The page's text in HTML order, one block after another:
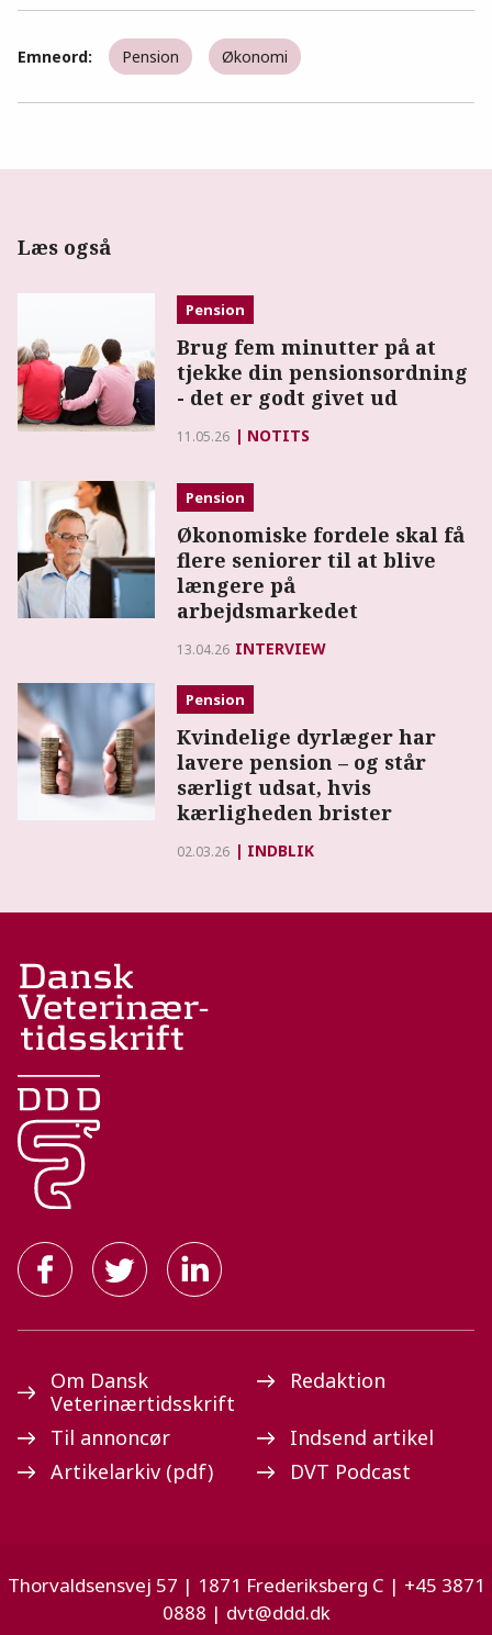
Emneord: Pension Økonomi
Læs også
Pension
Brug fem minutter på at
tjekke din pensionsordning
- det er godt givet ud
11.05.26 NOTITS
Pension
Økonomiske fordele skal få
flere seniorer til at blive
længere på
arbejdsmarkedet
13.04.26 INTERVIEW
Pension
Kvindelige dyrlæger har
lavere pension – og står
særligt udsat, hvis
kærligheden brister
02.03.26 INDBLIK
Om Dansk
Veterinærtidsskrift
Redaktion
Til annoncør
Indsend artikel
Artikelarkiv (pdf)
DVT Podcast
Thorvaldsensvej 57 | 1871 Frederiksberg C | +45 3871
0888 | dvt@ddd.dk